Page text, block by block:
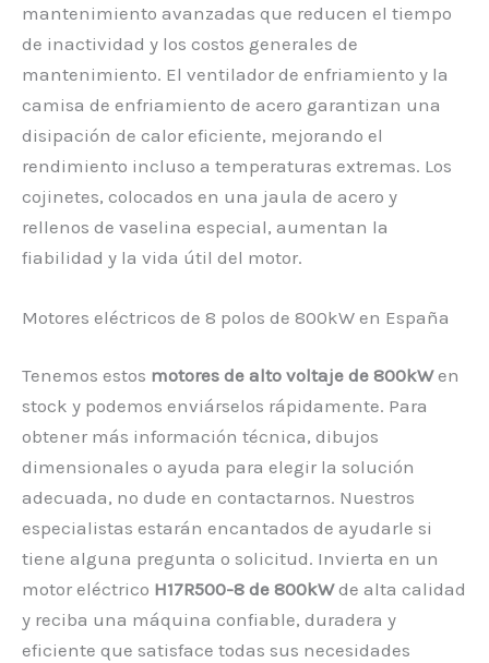
mantenimiento avanzadas que reducen el tiempo
de inactividad y los costos generales de
mantenimiento. El ventilador de enfriamiento y la
camisa de enfriamiento de acero garantizan una
disipación de calor eficiente, mejorando el
rendimiento incluso a temperaturas extremas. Los
cojinetes, colocados en una jaula de acero y
rellenos de vaselina especial, aumentan la
fiabilidad y la vida útil del motor.
Motores eléctricos de 8 polos de 800kW en España
Tenemos estos motores de alto voltaje de 800kWen
stock y podemos enviárselos rápidamente. Para
obtener más información técnica, dibujos
dimensionales o ayuda para elegir la solución
adecuada, no dude en contactarnos. Nuestros
especialistas estarán encantados de ayudarle si
tiene alguna pregunta o solicitud. Invierta en un
motor eléctrico H17R500-8 de 800kWde alta calidad
y reciba una máquina confiable, duradera y
eficiente que satisface todas sus necesidades